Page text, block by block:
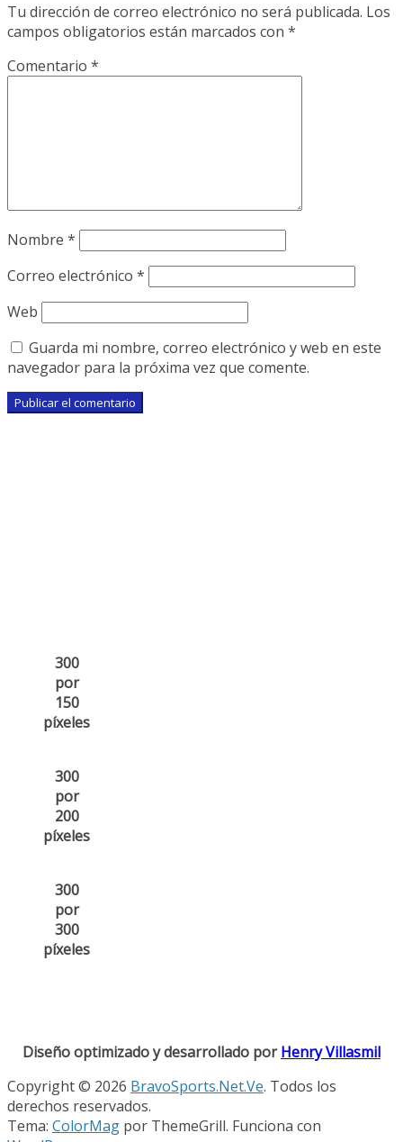
Tu dirección de correo electrónico no será publicada. Los
campos obligatorios están marcados con *
Comentario *
Nombre *
Correo electrónico *
Web
Guarda mi nombre, correo electrónico y web en este
navegador para la próxima vez que comente.
300
por
150
píxeles
300
por
200
píxeles
300
por
300
píxeles
Diseño optimizado y desarrollado porHenry Villasmil
Copyright © 2026 BravoSports.Net.Ve. Todos los
derechos reservados.
Tema: ColorMag por ThemeGrill. Funciona con